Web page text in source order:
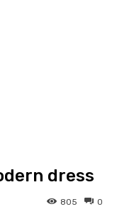
dress
0
805